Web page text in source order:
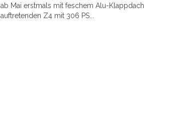
ab Mai erstmals mit feschem Alu-Klappdach
auftretenden Z4 mit 306 PS...